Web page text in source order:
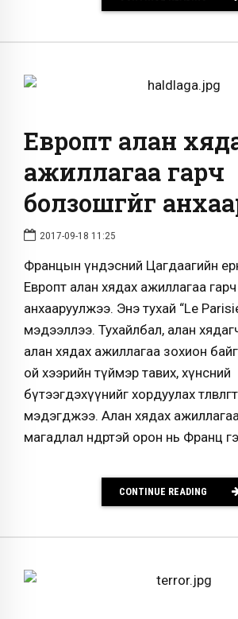
Европт алан
ажиллагаа гарч
болзошгүйг
2017-09-18 11:25
Францын үндэсний Цагдаагийн
Европт алан хядах ажиллагаа
анхааруулжээ. Энэ тухай “Le
мэдээллээ. Тухайлбал, алан
алан хядах ажиллагаа зохион
ой хээрийн түймэр тавих, хүнсний
бүтээгдэхүүнийг хордуулах
мэдэгджээ. Алан хядах
магадлал өндөртэй орон нь Франц
CONTINUE READING